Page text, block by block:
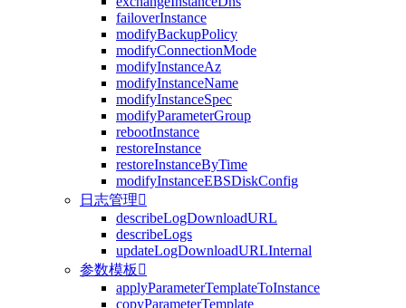
failoverInstance
modifyBackupPolicy
modifyConnectionMode
modifyInstanceAz
modifyInstanceName
modifyInstanceSpec
modifyParameterGroup
rebootInstance
restoreInstance
restoreInstanceByTime
modifyInstanceEBSDiskConfig
日志管理
describeLogDownloadURL
describeLogs
updateLogDownloadURLInternal
参数模板 
applyParameterTemplateToInstance
copyParameterTemplate